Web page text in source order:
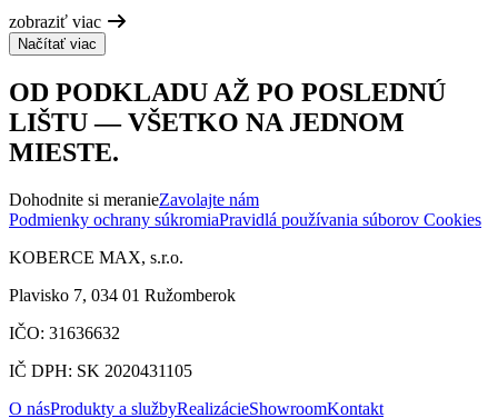
zobraziť viac
Načítať viac
OD PODKLADU AŽ PO POSLEDNÚ
LIŠTU — VŠETKO NA JEDNOM
MIESTE.
Dohodnite si meranieZavolajte nám
Podmienky ochrany súkromiaPravidlá používania súborov Cookies
KOBERCE MAX, s.r.o.
Plavisko 7, 034 01 Ružomberok
IČO: 31636632
IČ DPH: SK 2020431105
O násProdukty a službyRealizácieShowroomKontakt